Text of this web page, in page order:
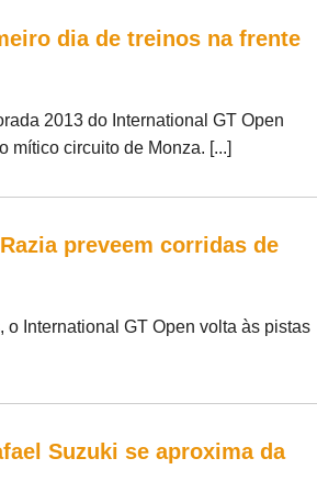
dia de treinos na frente
2013 do International GT Open
mítico circuito de Monza. [...]
preveem corridas de
International GT Open volta às pistas
Suzuki se aproxima da